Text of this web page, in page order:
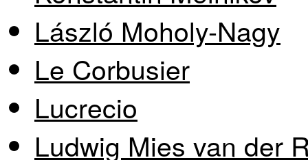
László Moholy-Nagy
Le Corbusier
Lucrecio
Ludwig Mies van der